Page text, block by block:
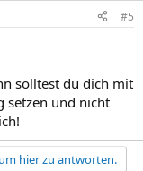
#5
solltest du dich mit
setzen und nicht
hier zu antworten.